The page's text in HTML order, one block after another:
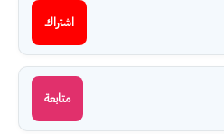
اشتراك
متابعة